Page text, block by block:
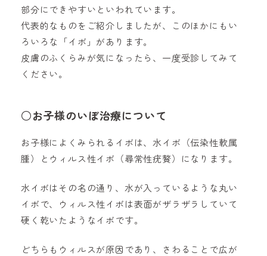
部分にできやすいといわれています。
代表的なものをご紹介しましたが、このほかにもい
ろいろな「イボ」があります。
皮膚のふくらみが気になったら、一度受診してみて
ください。
○お子様のいぼ治療について
お子様によくみられるイボは、水イボ（伝染性軟属
腫）とウィルス性イボ（尋常性疣贅）になります。
水イボはその名の通り、水が入っているような丸い
イボで、ウィルス性イボは表面がザラザラしていて
硬く乾いたようなイボです。
どちらもウィルスが原因であり、さわることで広が